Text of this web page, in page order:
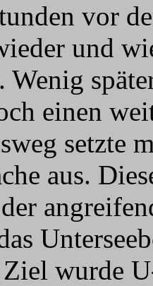
vor
und
Wenig
einen
setzte
aus.
wurde